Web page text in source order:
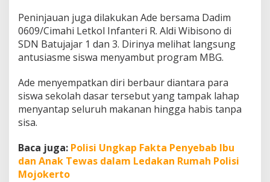
T
u
r
u
t
i
c
p
n
u
Peninjauan juga dilakukan Ade bersama Dadim
0609/Cimahi Letkol Infanteri R. Aldi Wibisono di
SDN Batujajar 1 dan 3. Dirinya melihat langsung
antusiasme siswa menyambut program MBG.
Ade menyempatkan diri berbaur diantara para
siswa sekolah dasar tersebut yang tampak lahap
menyantap seluruh makanan hingga habis tanpa
sisa.
Baca juga: Polisi Ungkap Fakta Penyebab Ibu
dan Anak Tewas dalam Ledakan Rumah Polisi
Mojokerto